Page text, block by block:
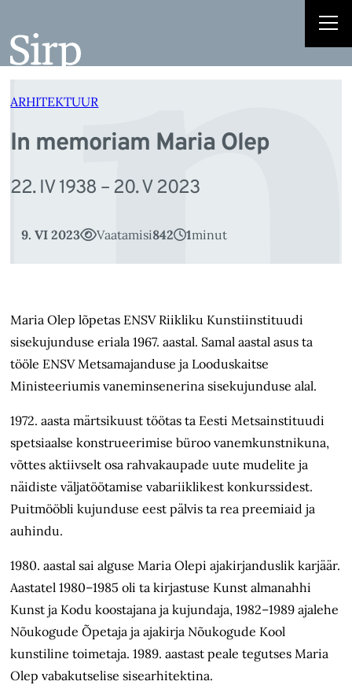
juurde
ARHITEKTUUR
In memoriam Maria Olep
22. IV 1938 – 20. V 2023
9. VI 2023 Vaatamisi842 1minut
Maria Olep lõpetas ENSV Riikliku Kunstiinstituudi
sisekujunduse eriala 1967. aastal. Samal aastal asus ta
tööle ENSV Metsamajanduse ja Looduskaitse
Ministeeriumis vaneminsenerina sisekujunduse alal.
1972. aasta märtsikuust töötas ta Eesti Metsainstituudi
spetsiaalse konstrueerimise büroo vanemkunstnikuna,
võttes aktiivselt osa rahvakaupade uute mudelite ja
näidiste väljatöötamise vabariiklikest konkurssidest.
Puitmööbli kujunduse eest pälvis ta rea preemiaid ja
auhindu.
1980. aastal sai alguse Maria Olepi ajakirjanduslik karjäär.
Aastatel 1980–1985 oli ta kirjastuse Kunst almanahhi
Kunst ja Kodu koostajana ja kujundaja, 1982–1989 ajalehe
Nõukogude Õpetaja ja ajakirja Nõukogude Kool
kunstiline toimetaja. 1989. aastast peale tegutses Maria
Olep vabakutselise sisearhitektina.